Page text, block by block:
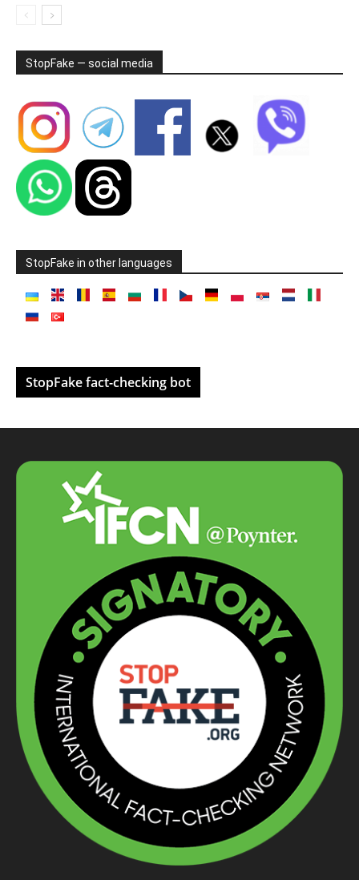
StopFake — social media
StopFake in other languages
StopFake fact-checking bot